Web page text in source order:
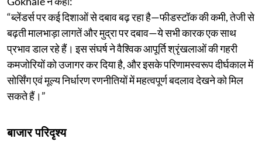
“ब्लेंडर्स पर कई दिशाओं से दबाव बढ़ रहा है—फीडस्टॉक की कमी, तेजी से
बढ़ती मालभाड़ा लागतें और मुद्रा पर दबाव—ये सभी कारक एक साथ
प्रभाव डाल रहे हैं। इस संघर्ष ने वैश्विक आपूर्ति श्रृंखलाओं की गहरी
कमजोरियों को उजागर कर दिया है, और इसके परिणामस्वरूप दीर्घकाल में
सोर्सिंग एवं मूल्य निर्धारण रणनीतियों में महत्वपूर्ण बदलाव देखने को मिल
सकते हैं।”
बाजार परिदृश्य